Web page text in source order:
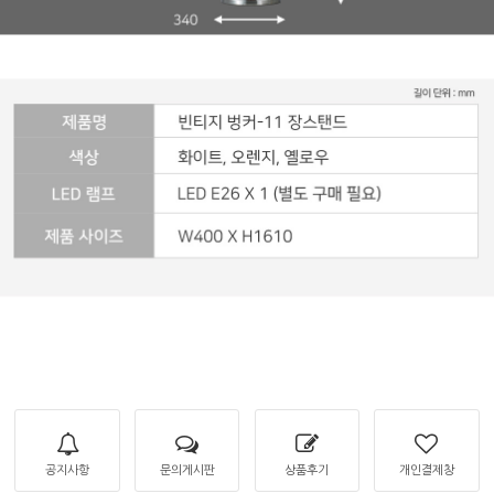
공지사항 문의게시판 상품후기 개인결제창